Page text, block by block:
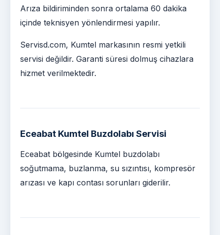
Arıza bildiriminden sonra ortalama 60 dakika
içinde teknisyen yönlendirmesi yapılır.
Servisd.com, Kumtel markasının resmi yetkili
servisi değildir. Garanti süresi dolmuş cihazlara
hizmet verilmektedir.
Eceabat Kumtel Buzdolabı Servisi
Eceabat bölgesinde Kumtel buzdolabı
soğutmama, buzlanma, su sızıntısı, kompresör
arızası ve kapı contası sorunları giderilir.